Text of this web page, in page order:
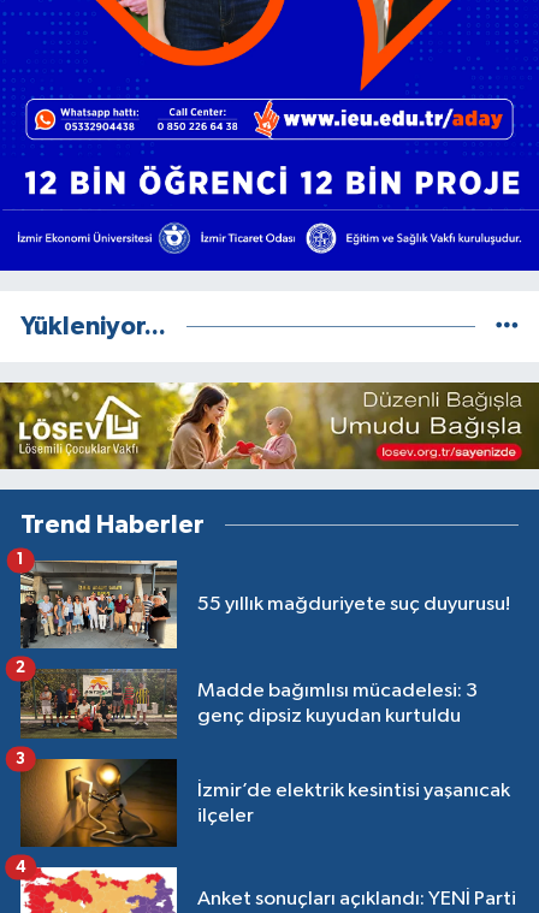
Yükleniyor...
Trend Haberler
55 yıllık mağduriyete suç duyurusu!
1
Madde bağımlısı mücadelesi: 3
genç dipsiz kuyudan kurtuldu
2
İzmir’de elektrik kesintisi yaşanıcak
ilçeler
3
Anket sonuçları açıklandı: YENİ Parti
4